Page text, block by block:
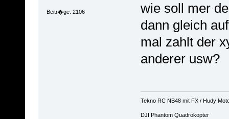
Beitr�ge: 2106
wie soll mer
dann gleich
mal zahlt der
anderer usw?
Tekno RC NB48 mit FX / Hudy
DJI Phantom Quadrokopter